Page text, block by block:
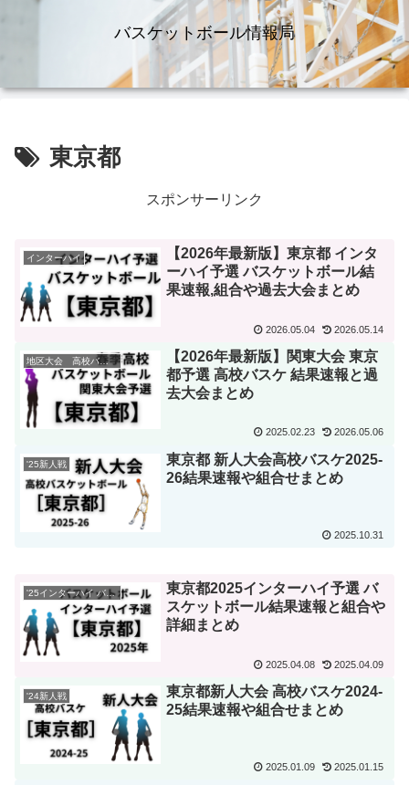
バスケットボール情報局
東京都
スポンサーリンク
インターハイ
【2026年最新版】東京都 インタ
ーハイ予選 バスケットボール結
果速報,組合や過去大会まとめ
2026.05.04 2026.05.14
地区大会 高校バスケ
【2026年最新版】関東大会 東京
都予選 高校バスケ 結果速報と過
去大会まとめ
2025.02.23 2026.05.06
'25新人戦
東京都 新人大会高校バスケ2025-
26結果速報や組合せまとめ
2025.10.31
'25インターハイ バスケ
東京都2025インターハイ予選 バ
スケットボール結果速報と組合や
詳細まとめ
2025.04.08 2025.04.09
'24新人戦
東京都新人大会 高校バスケ2024-
25結果速報や組合せまとめ
2025.01.09 2025.01.15